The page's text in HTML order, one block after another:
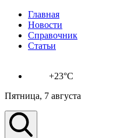
Главная
Новости
Справочник
Статьи
+23°C
Пятница, 7 августа